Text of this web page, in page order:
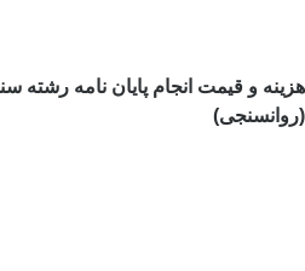
هزینه و قیمت انجام پایان نامه رشته
(روانسنجی)